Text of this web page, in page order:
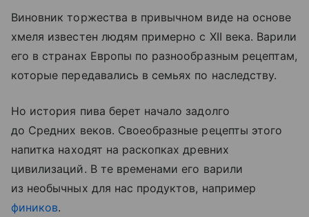
Виновник торжества в привычном виде на основе
хмеля известен людям примерно с XII века. Варили
его в странах Европы по разнообразным рецептам,
которые передавались в семьях по наследству.
Но история пива берет начало задолго
до Средних веков. Своеобразные рецепты этого
напитка находят на раскопках древних
цивилизаций. В те временами его варили
из необычных для нас продуктов, например
фиников.